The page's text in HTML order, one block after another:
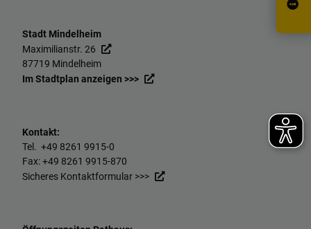
Stadt Mindelheim
Maximilianstr. 26
87719 Mindelheim
Im Stadtplan anzeigen >>>
Kontakt:
Tel. +49 8261 9915-0
Fax: +49 8261 9915-870
Sicheres Kontaktformular >>>